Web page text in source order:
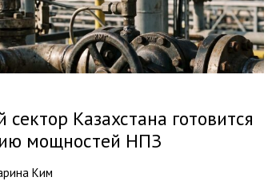
Казахстана готовится
мощностей НПЗ
Ким